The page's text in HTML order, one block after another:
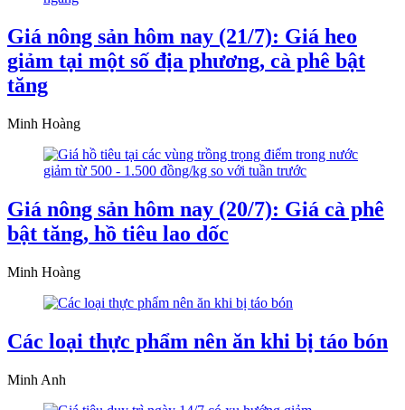
Giá nông sản hôm nay (21/7): Giá heo
giảm tại một số địa phương, cà phê bật
tăng
Minh Hoàng
Giá nông sản hôm nay (20/7): Giá cà phê
bật tăng, hồ tiêu lao dốc
Minh Hoàng
Các loại thực phẩm nên ăn khi bị táo bón
Minh Anh